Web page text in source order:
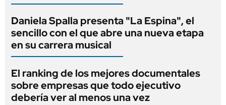
Daniela Spalla presenta "La Espina", el
sencillo con el que abre una nueva etapa
en su carrera musical
El ranking de los mejores documentales
sobre empresas que todo ejecutivo
debería ver al menos una vez